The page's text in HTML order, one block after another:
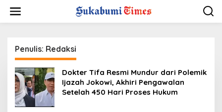
w
Penulis: Redaksi
Dokter Tifa Resmi Mundur dari Polemik
Ijazah Jokowi, Akhiri Pengawalan
Setelah 450 Hari Proses Hukum